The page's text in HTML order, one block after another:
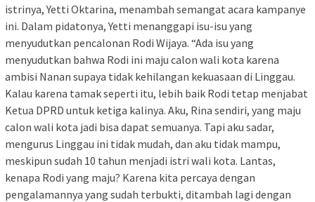
istrinya, Yetti Oktarina, menambah semangat acara kampanye
ini. Dalam pidatonya, Yetti menanggapi isu-isu yang
menyudutkan pencalonan Rodi Wijaya. “Ada isu yang
menyudutkan bahwa Rodi ini maju calon wali kota karena
ambisi Nanan supaya tidak kehilangan kekuasaan di Linggau.
Kalau karena tamak seperti itu, lebih baik Rodi tetap menjabat
Ketua DPRD untuk ketiga kalinya. Aku, Rina sendiri, yang maju
calon wali kota jadi bisa dapat semuanya. Tapi aku sadar,
mengurus Linggau ini tidak mudah, dan aku tidak mampu,
meskipun sudah 10 tahun menjadi istri wali kota. Lantas,
kenapa Rodi yang maju? Karena kita percaya dengan
pengalamannya yang sudah terbukti, ditambah lagi dengan